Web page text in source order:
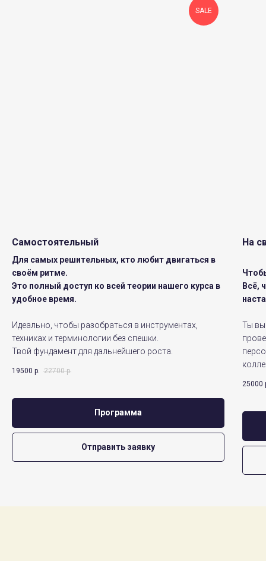
SALE
Самостоятельный
Для самых решительных, кто любит двигаться в
своём ритме.
Это полный доступ ко всей теории нашего курса в
удобное время.
Идеально, чтобы разобраться в инструментах,
техниках и терминологии без спешки.
Твой фундамент для дальнейшего роста.
19500 р. 22700 р.
Программа
Отправить заявку
На
Всё,
Ты
25000